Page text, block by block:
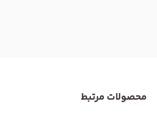
محصولات مرتبط